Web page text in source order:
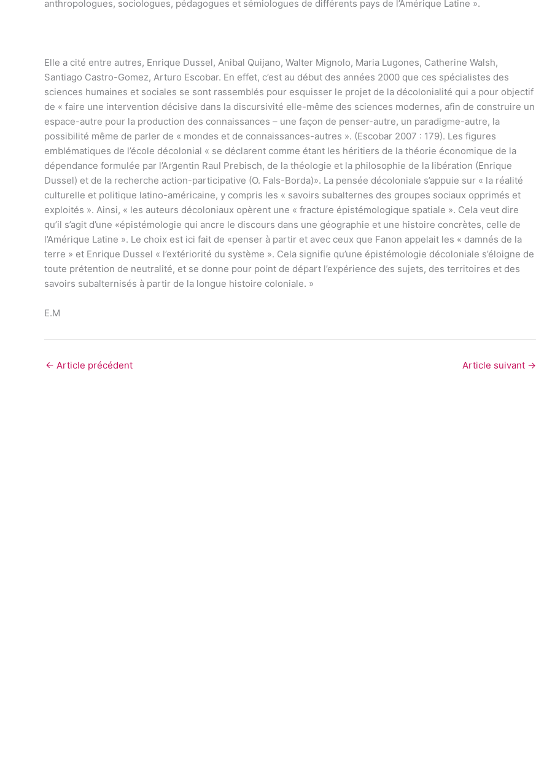
anthropologues, sociologues, pédagogues et sémiologues de différents pays de l’Amérique Latine ».
Elle a cité entre autres, Enrique Dussel, Anibal Quijano, Walter Mignolo, Maria Lugones, Catherine Walsh,
Santiago Castro-Gomez, Arturo Escobar. En effet, c’est au début des années 2000 que ces spécialistes des
sciences humaines et sociales se sont rassemblés pour esquisser le projet de la décolonialité qui a pour objectif
de « faire une intervention décisive dans la discursivité elle-même des sciences modernes, afin de construire un
espace-autre pour la production des connaissances – une façon de penser-autre, un paradigme-autre, la
possibilité même de parler de « mondes et de connaissances-autres ». (Escobar 2007 : 179). Les figures
emblématiques de l’école décolonial « se déclarent comme étant les héritiers de la théorie économique de la
dépendance formulée par l’Argentin Raul Prebisch, de la théologie et la philosophie de la libération (Enrique
Dussel) et de la recherche action-participative (O. Fals-Borda)». La pensée décoloniale s’appuie sur « la réalité
culturelle et politique latino-américaine, y compris les « savoirs subalternes des groupes sociaux opprimés et
exploités ». Ainsi, « les auteurs décoloniaux opèrent une « fracture épistémologique spatiale ». Cela veut dire
qu’il s’agit d’une «épistémologie qui ancre le discours dans une géographie et une histoire concrètes, celle de
l’Amérique Latine ». Le choix est ici fait de «penser à partir et avec ceux que Fanon appelait les « damnés de la
terre » et Enrique Dussel « l’extériorité du système ». Cela signifie qu’une épistémologie décoloniale s’éloigne de
toute prétention de neutralité, et se donne pour point de départ l’expérience des sujets, des territoires et des
savoirs subalternisés à partir de la longue histoire coloniale. »
E.M
← Article précédent Article suivant →